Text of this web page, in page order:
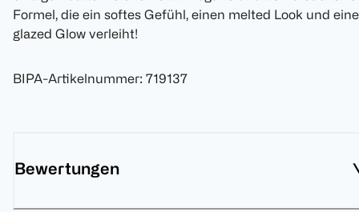
Formel, die ein softes Gefühl, einen melted Look und
glazed Glow verleiht!
BIPA-Artikelnummer: 719137
Bewertungen